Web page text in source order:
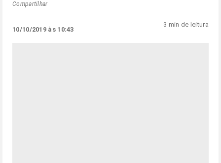
Compartilhar
10/10/2019 às 10:43
3 min de leitura